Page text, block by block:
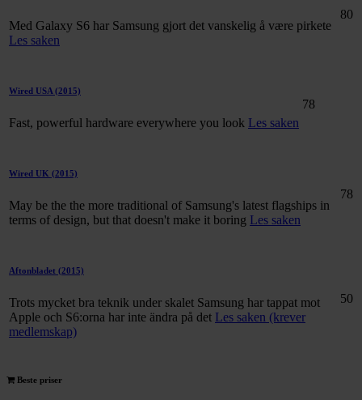
Med Galaxy S6 har Samsung gjort det vanskelig å være pirkete
Les saken
80
Wired USA (2015)
Fast, powerful hardware everywhere you look Les saken
78
Wired UK (2015)
May be the the more traditional of Samsung's latest flagships in
terms of design, but that doesn't make it boring Les saken
78
Aftonbladet (2015)
Trots mycket bra teknik under skalet Samsung har tappat mot
Apple och S6:orna har inte ändra på det Les saken (krever
medlemskap)
50
Beste priser